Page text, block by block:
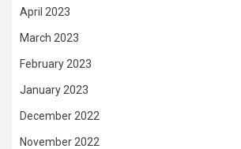
April 2023
March 2023
February 2023
January 2023
December 2022
November 2022